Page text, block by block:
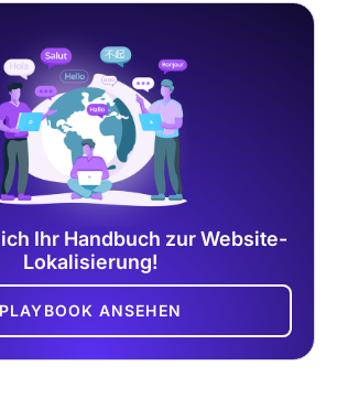
Ihr Handbuch zur Website-
Lokalisierung!
PLAYBOOK ANSEHEN